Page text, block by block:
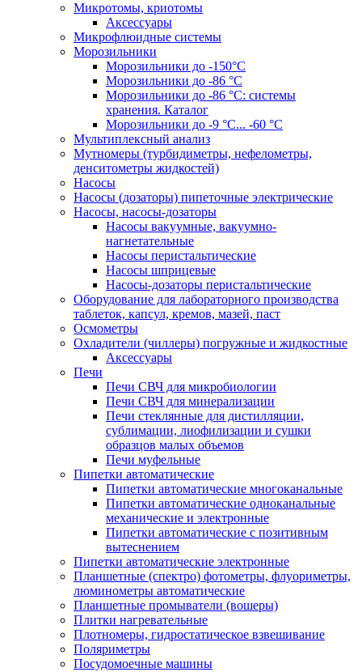
Микротомы, криотомы
Аксессуары
Микрофлюидные системы
Морозильники
Морозильники до -150°С
Морозильники до -86 °C
Морозильники до -86 °C: системы
хранения. Каталог
Морозильники до -9 °C... -60 °C
Мультиплексный анализ
Мутномеры (турбидиметры, нефелометры,
денситометры жидкостей)
Насосы
Насосы (дозаторы) пипеточные электрические
Насосы, насосы-дозаторы
Насосы вакуумные, вакуумно-
нагнетательные
Насосы перистальтические
Насосы шприцевые
Насосы-дозаторы перистальтические
Оборудование для лабораторного производства
таблеток, капсул, кремов, мазей, паст
Осмометры
Охладители (чиллеры) погружные и жидкостные
Аксессуары
Печи
Печи СВЧ для микробиологии
Печи СВЧ для минерализации
Печи стеклянные для дистилляции,
сублимации, лиофилизации и сушки
образцов малых объемов
Печи муфельные
Пипетки автоматические
Пипетки автоматические многоканальные
Пипетки автоматические одноканальные
механические и электронные
Пипетки автоматические с позитивным
вытеснением
Пипетки автоматические электронные
Планшетные (спектро) фотометры, флуориметры,
люминометры автоматические
Планшетные промыватели (вошеры)
Плитки нагревательные
Плотномеры, гидростатическое взвешивание
Поляриметры
Посудомоечные машины